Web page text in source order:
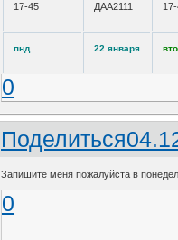
17-45 ДАА2111
пнд 22 января
0
Поделиться
Запишите меня пожалуйста в
0